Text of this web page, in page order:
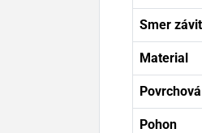
Smer
Material
Pohon